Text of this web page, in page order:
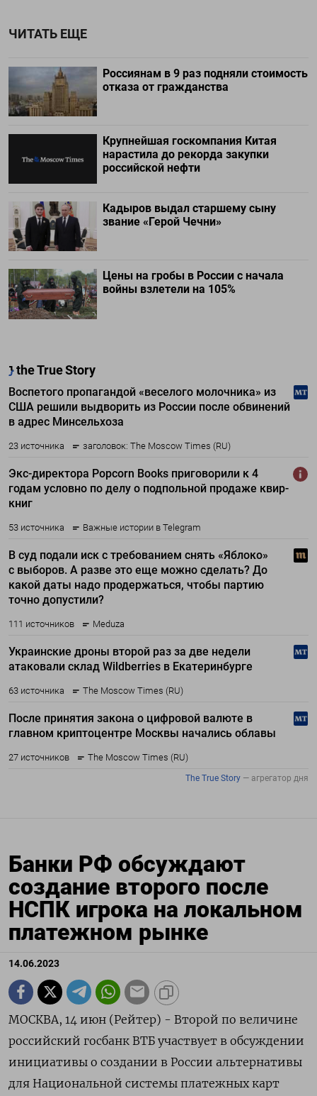
ЧИТАТЬ ЕЩЕ
Россиянам в 9 раз подняли стоимость
отказа от гражданства
Крупнейшая госкомпания Китая
нарастила до рекорда закупки
российской нефти
Кадыров выдал старшему сыну
звание «Герой Чечни»
Цены на гробы в России с начала
войны взлетели на 105%
Банки РФ обсуждают
создание второго после
НСПК игрока на локальном
платежном рынке
14.06.2023
МОСКВА, 14 июн (Рейтер) - Второй по величине
российский госбанк ВТБ участвует в обсуждении
инициативы о создании в России альтернативы
для Национальной системы платежных карт